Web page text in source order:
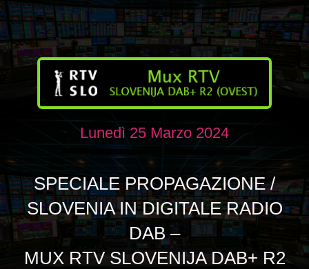
Lunedì 25 Marzo 2024
SPECIALE PROPAGAZIONE /
SLOVENIA IN DIGITALE RADIO
DAB –
MUX RTV SLOVENIJA DAB+ R2